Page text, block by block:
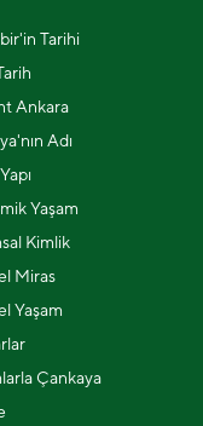
Tarihi
Ankara
Adı
Yaşam
Kimlik
Miras
Yaşam
Çankaya